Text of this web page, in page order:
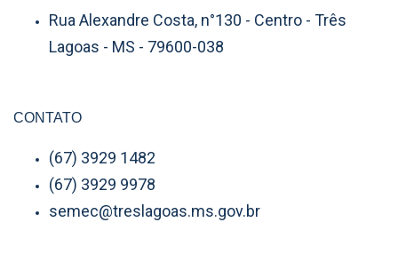
Rua Alexandre Costa, n°130 - Centro - Três
Lagoas - MS - 79600-038
CONTATO
(67) 3929 1482
(67) 3929 9978
semec@treslagoas.ms.gov.br